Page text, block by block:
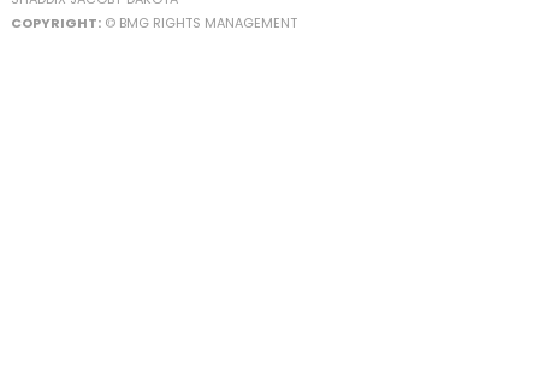
COPYRIGHT:© BMG RIGHTS MANAGEMENT